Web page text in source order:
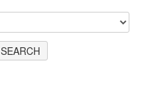
SEARCH